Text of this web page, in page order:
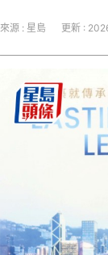
來源 : 星島 更新 :